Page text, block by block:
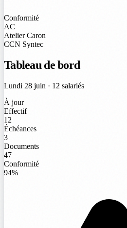
Conformité
AC
Atelier Caron
CCN Syntec
Tableau de bord
Lundi 28 juin · 12 salariés
À jour
Effectif
12
Échéances
3
Documents
47
Conformité
94%